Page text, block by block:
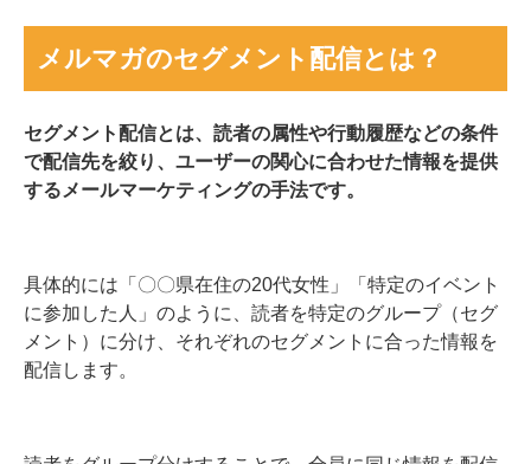
メルマガのセグメント配信とは？
セグメント配信とは、読者の属性や行動履歴などの条件
で配信先を絞り、ユーザーの関心に合わせた情報を提供
するメールマーケティングの手法です。
具体的には「〇〇県在住の20代女性」「特定のイベント
に参加した人」のように、読者を特定のグループ（セグ
メント）に分け、それぞれのセグメントに合った情報を
配信します。